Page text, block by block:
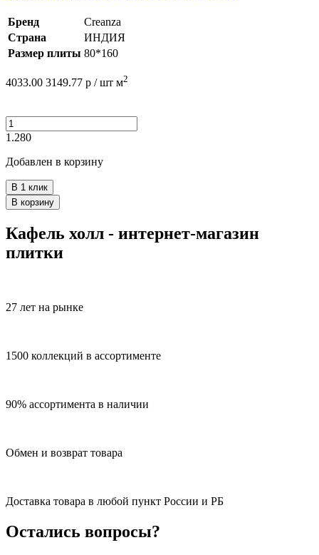
Бренд
Creanza
Страна
ИНДИЯ
Размер плиты 80*160
4033.00 3149.77 р / шт м2
1.280
Добавлен в корзину
В 1 клик
В корзину
Кафель холл - интернет-магазин
плитки
27 лет на рынке
1500 коллекций в ассортименте
90% ассортимента в наличии
Обмен и возврат товара
Доставка товара в любой пункт России и РБ
Остались вопросы?